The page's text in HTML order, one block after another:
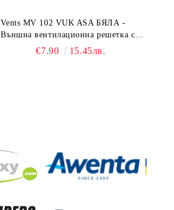
Vents MV 102 VUK ASA БЯЛА -
Външна вентилационна решетка с
гравитачна клапа Ø 100, Ø 125,
€7.90 15.45лв.